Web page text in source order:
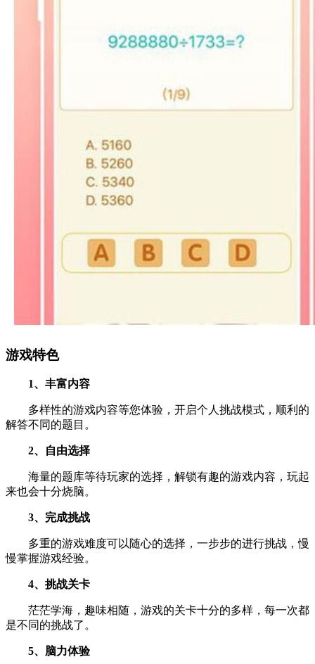
游戏特色
1、丰富内容
多样性的游戏内容等您体验，开启个人挑战模式，顺利的
解答不同的题目。
2、自由选择
海量的题库等待玩家的选择，解锁有趣的游戏内容，玩起
来也会十分烧脑。
3、完成挑战
多重的游戏难度可以随心的选择，一步步的进行挑战，慢
慢掌握游戏经验。
4、挑战关卡
茫茫学海，趣味相随，游戏的关卡十分的多样，每一次都
是不同的挑战了。
5、脑力体验